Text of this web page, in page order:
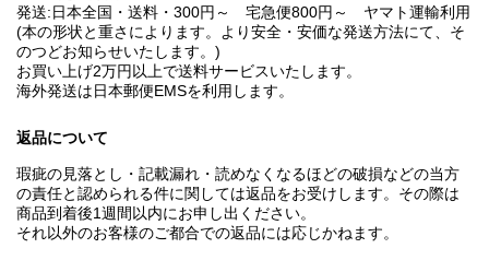
発送:日本全国・送料・300円～ 宅急便800円～ ヤマト運輸利用
(本の形状と重さによります。より安全・安価な発送方法にて、そ
のつどお知らせいたします。)
お買い上げ2万円以上で送料サービスいたします。
海外発送は日本郵便EMSを利用します。
返品について
瑕疵の見落とし・記載漏れ・読めなくなるほどの破損などの当方
の責任と認められる件に関しては返品をお受けします。その際は
商品到着後1週間以内にお申し出ください。
それ以外のお客様のご都合での返品には応じかねます。